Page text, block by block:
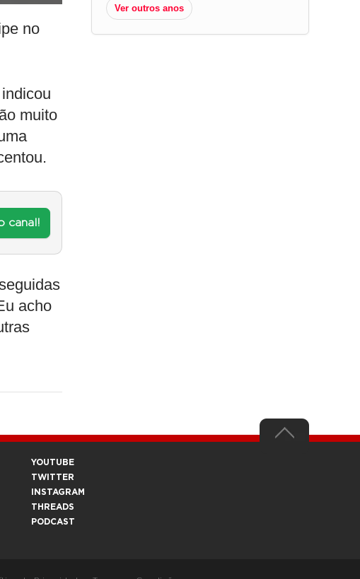
no
muito
canal!
acho
Ver outros anos
YOUTUBE
TWITTER
INSTAGRAM
THREADS
PODCAST